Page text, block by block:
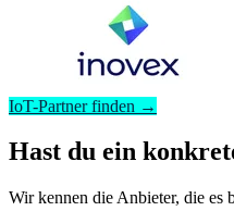
IoT-Partner finden →
Hast du ein
Wir kennen die Anbieter, die es